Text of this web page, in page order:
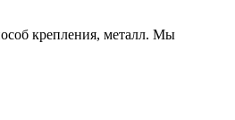
крепления, металл. Мы